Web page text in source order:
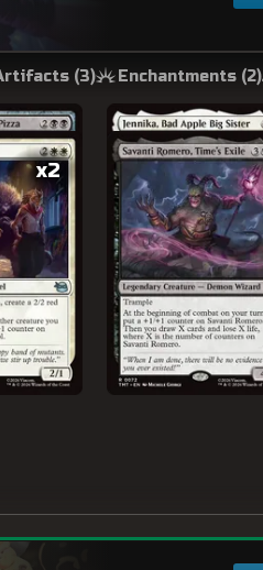
(3) Enchantments (2)
x2